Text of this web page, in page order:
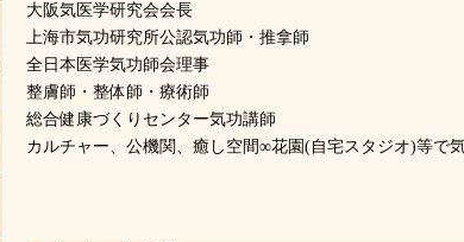
大阪気医学研究会会長
上海市気功研究所公認気功師・推拿師
全日本医学気功師会理事
整膚師・整体師・療術師
総合健康づくりセンター気功講師
カルチャー、公機関、癒し空間∞花園(自宅スタジオ)等で気